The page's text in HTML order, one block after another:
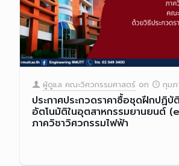
ผู้ดูแล คณะวิศวกรรมศาสตร์ on กุม
ประกาศประกวดราคาซื้อชุดฝึกปฏิบั
อัตโนมัติในอุตสาหกรรมยานยนต์
ภาควิชาวิศวกรรมไฟฟ้า